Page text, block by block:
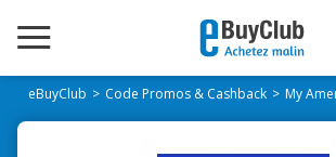
eBuyClub Code Promos & Cashback My